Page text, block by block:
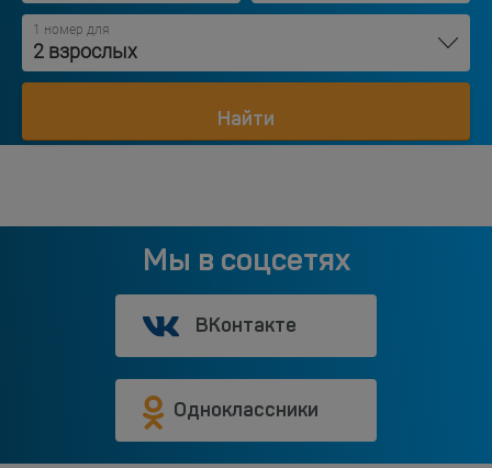
1 номер для
2 взрослых
Найти
Мы в соцсетях
ВКонтакте
Одноклассники